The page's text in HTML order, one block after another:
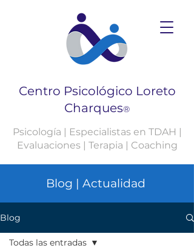
Centro Psicológico Loreto
Charques®
Psicología | Especialistas en TDAH |
Evaluaciones | Terapia | Coaching
Blog | Actualidad
Blog
Todas las entradas